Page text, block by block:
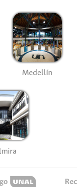
Medellín